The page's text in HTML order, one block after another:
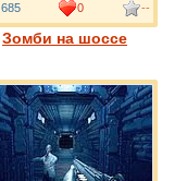
Зомби на шоссе
685 0 --